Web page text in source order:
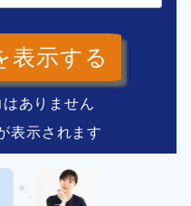
表示する
ありません
表示されます